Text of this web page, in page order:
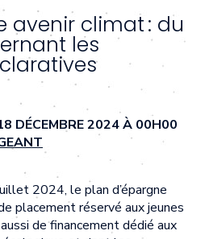
avenir climat : du
les
DÉCEMBRE 2024 À 00H00
2024, le plan d’épargne
placement réservé aux jeunes
de financement dédié aux